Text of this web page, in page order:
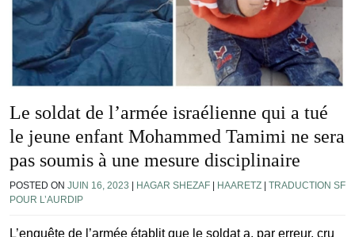
Le soldat de l’armée israélienne qui a tué
le jeune enfant Mohammed Tamimi ne sera
pas soumis à une mesure disciplinaire
POSTED ON JUIN 16, 2023 HAGAR SHEZAF HAARETZ
TRADUCTION SF
POUR L’AURDIP
L’enquête de l’armée établit que le soldat a, par erreur, cru